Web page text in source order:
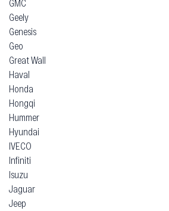
GMC
Geely
Genesis
Geo
Great Wall
Haval
Honda
Hongqi
Hummer
Hyundai
IVECO
Infiniti
Isuzu
Jaguar
Jeep